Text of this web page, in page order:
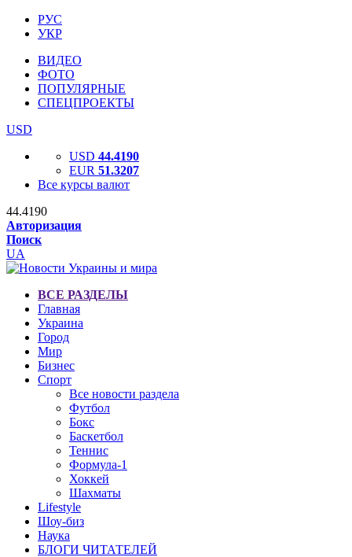
РУС
УКР
ВИДЕО
ФОТО
ПОПУЛЯРНЫЕ
СПЕЦПРОЕКТЫ
USD
USD 44.4190
EUR 51.3207
Все курсы валют
44.4190
Авторизация
Поиск
UA
ВСЕ РАЗДЕЛЫ
Главная
Украина
Город
Мир
Бизнес
Спорт
Все новости раздела
Футбол
Бокс
Баскетбол
Теннис
Формула-1
Хоккей
Шахматы
Lifestyle
Шоу-биз
Наука
БЛОГИ ЧИТАТЕЛЕЙ